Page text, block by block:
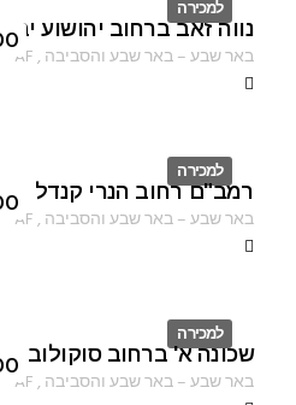
למכירה
ID
נווה זאב ברחוב יהושוע יבין
באר שבע–באר שבע והסביבה ,
AF
למכירה
ID
רמב"ם רחוב הנרי קנדל
באר שבע–באר שבע והסביבה ,
AF
למכירה
ID
שכונה א' ברחוב סוקולוב
באר שבע–באר שבע והסביבה ,
AF